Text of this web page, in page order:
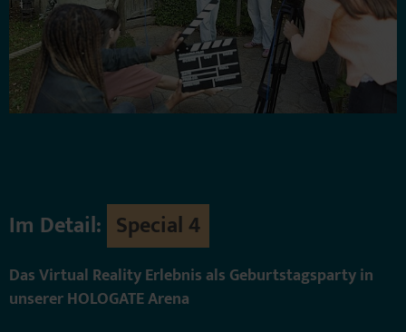
Im Detail: Special 4
Das Virtual Reality Erlebnis als Geburtstagsparty in
unserer HOLOGATE Arena